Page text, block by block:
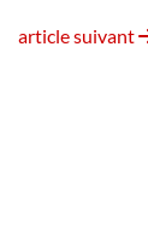
article suivant